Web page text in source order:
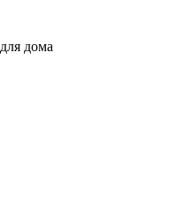
дома